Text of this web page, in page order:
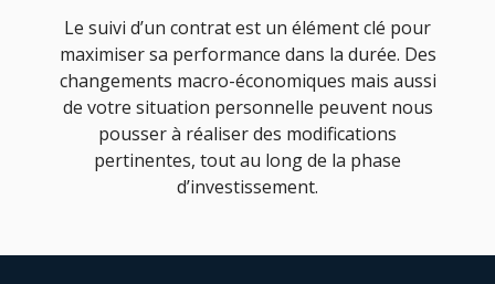
Le suivi d’un contrat est un élément clé pour
maximiser sa performance dans la durée. Des
changements macro-économiques mais aussi
de votre situation personnelle peuvent nous
pousser à réaliser des modifications
pertinentes, tout au long de la phase
d’investissement.